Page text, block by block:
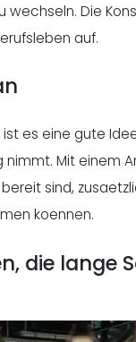
Die
auf.
es eine gute
Mit einem
sind,
koennen.
die lange